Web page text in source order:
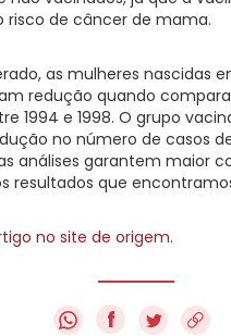
risco de câncer de mama.
as mulheres nascidas
redução quando
1994 e 1998. O grupo
no número de casos
análises garantem maior
resultados que
no site de origem.
f